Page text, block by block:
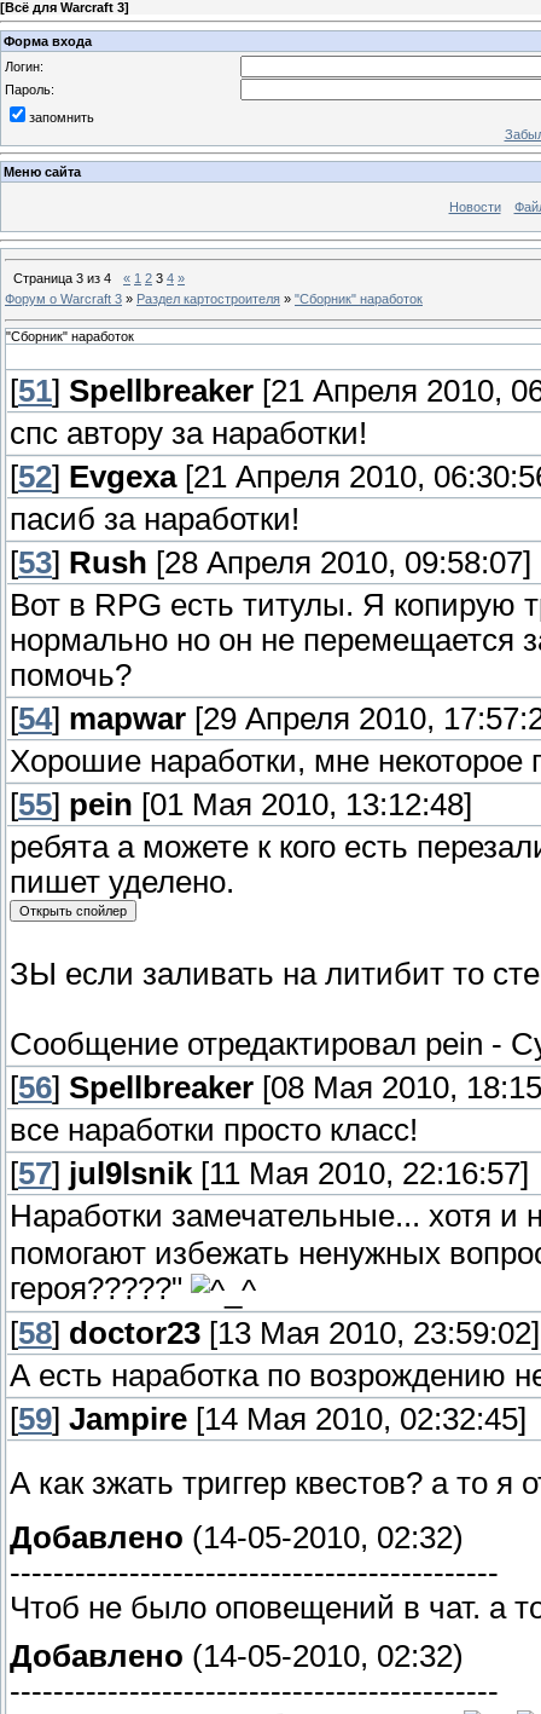
[Всё для Warcraft 3]
Форма входа
Логин:
Пароль:
запомнить
Меню сайта
Новости
Страница 3 из 4 « 1 2 3 4 »
Форум о Warcraft 3 » Раздел картостроителя » "Сборник" наработок
"Сборник" наработок
[51] Spellbreaker [21 Апреля 2010,
спс автору за наработки!
[52] Evgexa[21 Апреля 2010,
пасиб за наработки!
[53] Rush [28 Апреля 2010, 09:58:07]
Вот в RPG есть титулы. Я копирую
нормально но он не перемещается
помочь?
[54] mapwar [29 Апреля 2010,
Хорошие наработки, мне некоторое
[55] pein [01 Мая 2010, 13:12:48]
ребята а можете к кого есть
пишет уделено.
ЗЫ если заливать на литибит то
Сообщение отредактировал pein -
[56] Spellbreaker [08 Мая 2010,
все наработки просто класс!
[57] jul9lsnik [11 Мая 2010, 22:16:57]
Наработки замечательные... хотя и
помогают избежать ненужных
героя?????"
[58] doctor23 [13 Мая 2010, 23:59:02]
А есть наработка по возрождению
[59] Jampire [14 Мая 2010, 02:32:45]
А как зжать триггер квестов? а то я
Добавлено (14-05-2010, 02:32)
---------------------------------------------
Чтоб не было оповещений в чат. а
Добавлено (14-05-2010, 02:32)
---------------------------------------------